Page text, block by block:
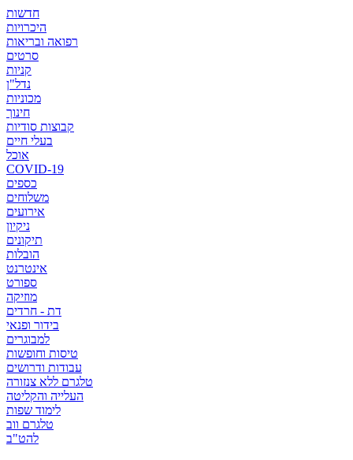
חדשות
היכרויות
רפואה ובריאות
סרטים
קניות
נדל"ן
מכוניות
חינוך
קבוצות סודיות
בעלי חיים
אוכל
COVID-19
כספים
משלוחים
אירועים
ניקיון
תיקונים
הובלות
אינטרנט
ספורט
מוזיקה
דת - חרדים
בידור ופנאי
למבוגרים
טיסות וחופשות
עבודות ודרושים
טלגרם ללא צנזורה
העלייה והקליטה
לימוד שפות
טלגרם ווב
להט"ב